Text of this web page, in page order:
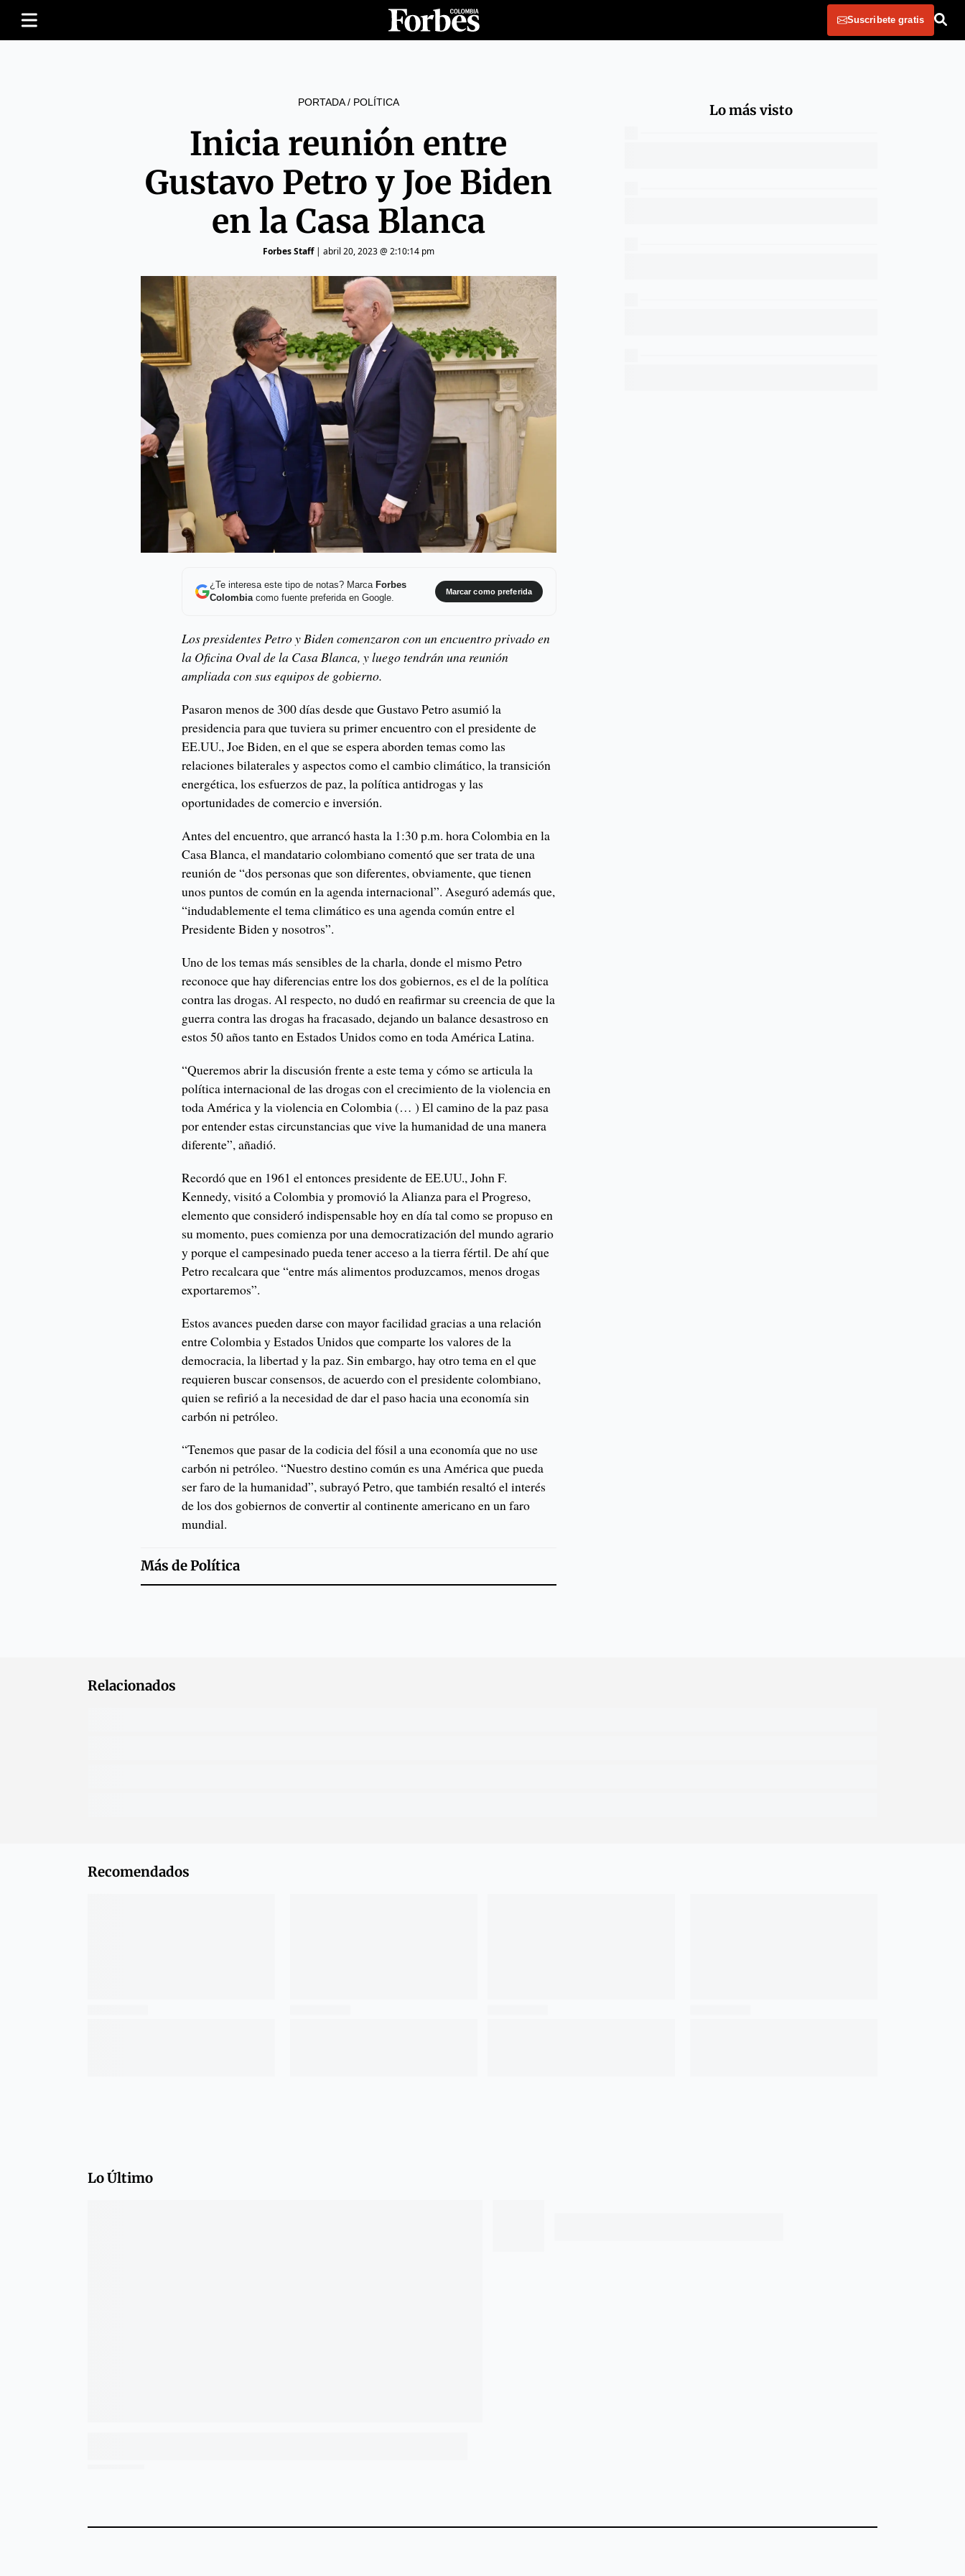
Suscribete gratis
PORTADA/ POLÍTICA
Inicia reunión entre
Gustavo Petro y Joe Biden
en la Casa Blanca
Forbes Staff| abril 20, 2023 @ 2:10:14 pm
¿Te interesa este tipo de notas? Marca Forbes
Colombiacomo fuente preferida en Google.
Marcar como preferida
Los presidentes Petro y Biden comenzaron con un encuentro privado en
la Oficina Oval de la Casa Blanca, y luego tendrán una reunión
ampliada con sus equipos de gobierno.
Pasaron menos de 300 días desde que Gustavo Petro asumió la
presidencia para que tuviera su primer encuentro con el presidente de
EE.UU., Joe Biden, en el que se espera aborden temas como las
relaciones bilaterales y aspectos como el cambio climático, la transición
energética, los esfuerzos de paz, la política antidrogas y las
oportunidades de comercio e inversión.
Antes del encuentro, que arrancó hasta la 1:30 p.m. hora Colombia en la
Casa Blanca, el mandatario colombiano comentó que ser trata de una
reunión de “dos personas que son diferentes, obviamente, que tienen
unos puntos de común en la agenda internacional”. Aseguró además que,
“indudablemente el tema climático es una agenda común entre el
Presidente Biden y nosotros”.
Uno de los temas más sensibles de la charla, donde el mismo Petro
reconoce que hay diferencias entre los dos gobiernos, es el de la política
contra las drogas. Al respecto, no dudó en reafirmar su creencia de que la
guerra contra las drogas ha fracasado, dejando un balance desastroso en
estos 50 años tanto en Estados Unidos como en toda América Latina.
“Queremos abrir la discusión frente a este tema y cómo se articula la
política internacional de las drogas con el crecimiento de la violencia en
toda América y la violencia en Colombia (… ) El camino de la paz pasa
por entender estas circunstancias que vive la humanidad de una manera
diferente”, añadió.
Recordó que en 1961 el entonces presidente de EE.UU., John F.
Kennedy, visitó a Colombia y promovió la Alianza para el Progreso,
elemento que consideró indispensable hoy en día tal como se propuso en
su momento, pues comienza por una democratización del mundo agrario
y porque el campesinado pueda tener acceso a la tierra fértil. De ahí que
Petro recalcara que “entre más alimentos produzcamos, menos drogas
exportaremos”.
Estos avances pueden darse con mayor facilidad gracias a una relación
entre Colombia y Estados Unidos que comparte los valores de la
democracia, la libertad y la paz. Sin embargo, hay otro tema en el que
requieren buscar consensos, de acuerdo con el presidente colombiano,
quien se refirió a la necesidad de dar el paso hacia una economía sin
carbón ni petróleo.
“Tenemos que pasar de la codicia del fósil a una economía que no use
carbón ni petróleo. “Nuestro destino común es una América que pueda
ser faro de la humanidad”, subrayó Petro, que también resaltó el interés
de los dos gobiernos de convertir al continente americano en un faro
mundial.
Más dePolítica
Lo más visto
Relacionados
Recomendados
Lo Último